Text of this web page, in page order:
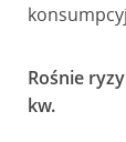
Rośnie
kw.